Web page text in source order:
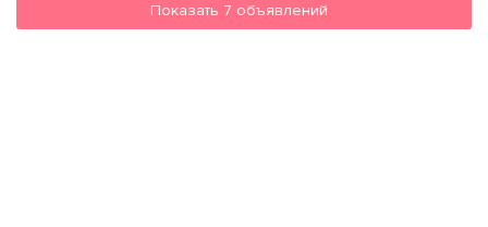
Показать 7 объявлений